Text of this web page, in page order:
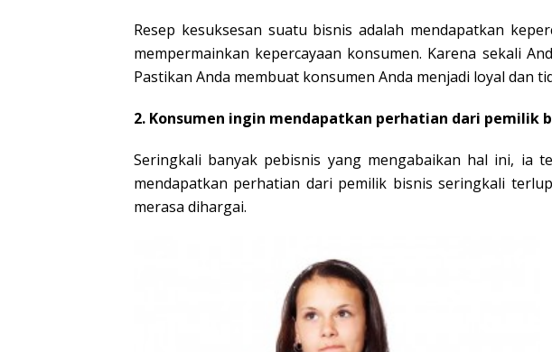
Resep kesuksesan suatu bisnis adalah mendapatkan
mempermainkan kepercayaan konsumen. Karena sekali
Pastikan Anda membuat konsumen Anda menjadi loyal dan
2. Konsumen ingin mendapatkan perhatian dari pemilik
Seringkali banyak pebisnis yang mengabaikan hal ini, ia
mendapatkan perhatian dari pemilik bisnis seringkali
merasa dihargai.